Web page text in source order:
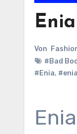
Von
#Bad
#Enia,